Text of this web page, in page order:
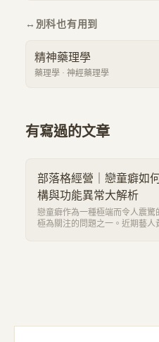
↔ 別科也有用到
精神藥理學
藥理學 · 神經藥理學
有寫過的文章
部落格經營｜戀童癖如
構與功能異常大解析
戀童癖作為一種極端而令人震
極為關注的問題之一。近期藝人